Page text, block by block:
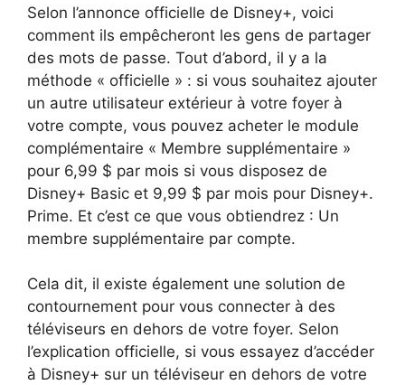
Selon l’annonce officielle de Disney+, voici
comment ils empêcheront les gens de partager
des mots de passe. Tout d’abord, il y a la
méthode « officielle » : si vous souhaitez ajouter
un autre utilisateur extérieur à votre foyer à
votre compte, vous pouvez acheter le module
complémentaire « Membre supplémentaire »
pour 6,99 $ par mois si vous disposez de
Disney+ Basic et 9,99 $ par mois pour Disney+.
Prime. Et c’est ce que vous obtiendrez : Un
membre supplémentaire par compte.
Cela dit, il existe également une solution de
contournement pour vous connecter à des
téléviseurs en dehors de votre foyer. Selon
l’explication officielle, si vous essayez d’accéder
à Disney+ sur un téléviseur en dehors de votre